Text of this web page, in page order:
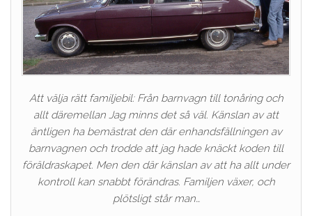
Att välja rätt familjebil: Från barnvagn till tonåring och
allt däremellan Jag minns det så väl. Känslan av att
äntligen ha bemästrat den där enhandsfällningen av
barnvagnen och trodde att jag hade knäckt koden till
föräldraskapet. Men den där känslan av att ha allt under
kontroll kan snabbt förändras. Familjen växer, och
plötsligt står man…